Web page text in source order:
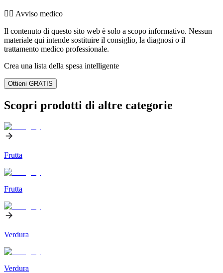
👨‍⚕️️ Avviso medico
Il contenuto di questo sito web è solo a scopo informativo. Nessun
materiale qui intende sostituire il consiglio, la diagnosi o il
trattamento medico professionale.
Crea una lista della spesa intelligente
Ottieni GRATIS
Scopri prodotti di altre categorie
Frutta
Frutta
Verdura
Verdura